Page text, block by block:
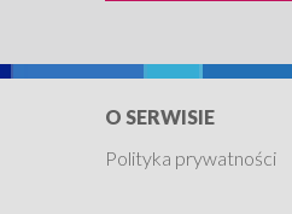
O SERWISIE
Polityka prywatności